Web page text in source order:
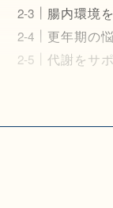
腸内環境
更年期の
代謝をサ